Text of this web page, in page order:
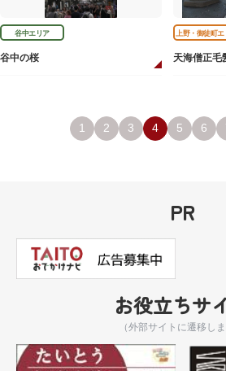
谷中エリア
谷中の桜
上野・御徒町
天海僧正毛
1 2 3 4 5 6
PR
お役立ちサ
（外部サイトに遷移しま